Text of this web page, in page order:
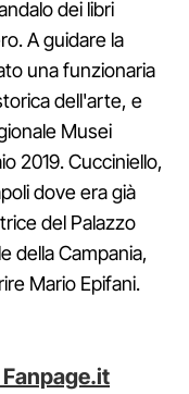
dei libri
A guidare la
una funzionaria
dell'arte, e
Musei
2019. Cucciniello,
dove era già
del Palazzo
della Campania,
Mario Epifani.